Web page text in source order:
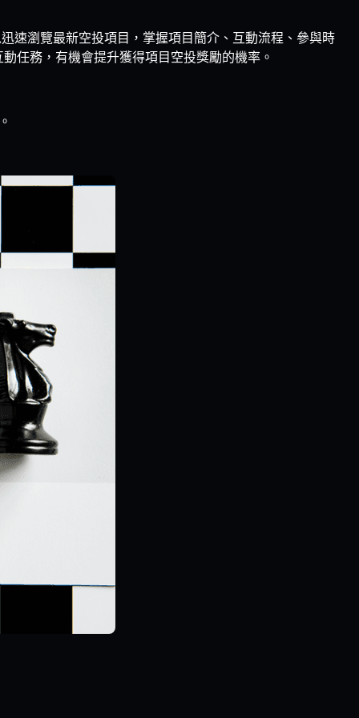
速瀏覽最新空投項目，掌握項目簡介、互動流程、參與時
任務，有機會提升獲得項目空投獎勵的機率。